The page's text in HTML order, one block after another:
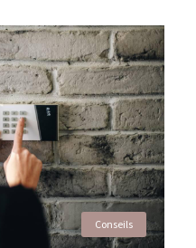
Conseils